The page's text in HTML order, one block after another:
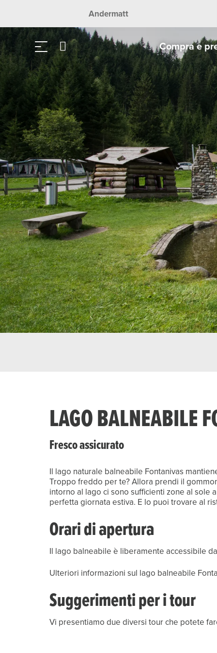
Andermatt
Compra e
LAGO BALNEABILE
Fresco assicurato
Il lago naturale balneabile Fontanivas
Troppo freddo per te? Allora prendi il
intorno al lago ci sono sufficienti zone al sole
perfetta giornata estiva. E lo puoi trovare al
Orari di apertura
Ulteriori informazioni sul lago balneabile
Suggerimenti per i tour
Vi presentiamo due diversi tour che potete